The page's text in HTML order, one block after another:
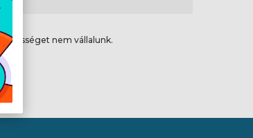
nem vállalunk.